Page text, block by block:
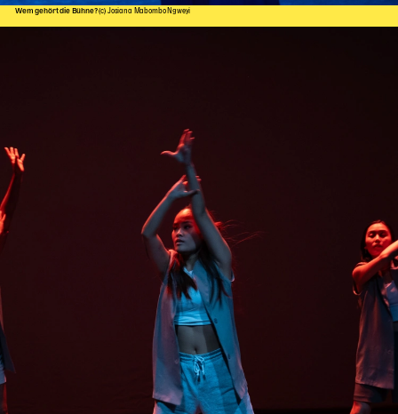
Wem gehört die Bühne?(c) Josiana Mabombo Ngweyi